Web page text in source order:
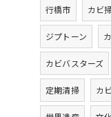
行橋市 カビ
ジプトーン
カビバスターズ
定期清掃 カ